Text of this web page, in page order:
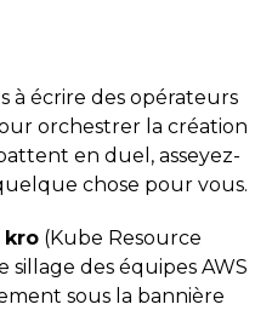
à écrire des opérateurs
orchestrer la création
en duel, asseyez-
chose pour vous.
kro (Kube Resource
sillage des équipes AWS
sous la bannière